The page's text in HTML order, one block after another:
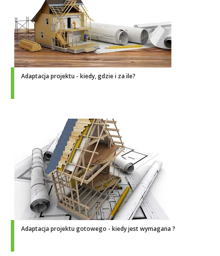
Adaptacja projektu - kiedy, gdzie i za ile?
Adaptacja projektu gotowego - kiedy jest wymagana ?